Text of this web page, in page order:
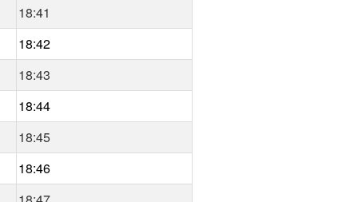
18:41
18:42
18:43
18:44
18:45
18:46